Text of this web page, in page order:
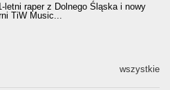
letni raper z Dolnego Śląska i nowy
TiW Music...
wszystkie